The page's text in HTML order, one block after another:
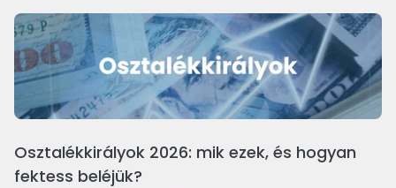
Osztalékkirályok 2026: mik ezek, és hogyan
fektess beléjük?